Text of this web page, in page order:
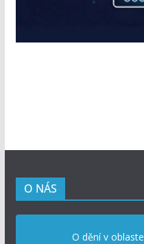
O NÁS
O dění v